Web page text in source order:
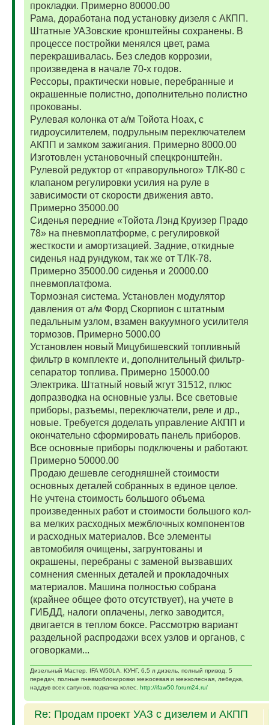
прокладки. Примерно 80000.00
Рама, доработана под установку дизеля с АКПП.
Штатные УАЗовские кронштейны сохранены. В
процессе постройки менялся цвет, рама
перекрашивалась. Без следов коррозии,
произведена в начале 70-х годов.
Рессоры, практически новые, перебранные и
окрашенные полистно, дополнительно полистно
прокованы.
Рулевая колонка от а/м Тойота Ноах, с
гидроусилителем, подрульным переключателем
АКПП и замком зажигания. Примерно 8000.00
Изготовлен установочный спецкронштейн.
Рулевой редуктор от «праворульного» ТЛК-80 с
клапаном регулировки усилия на руле в
зависимости от скорости движения авто.
Примерно 35000.00
Сиденья передние «Тойота Лэнд Круизер Прадо
78» на пневмоплатформе, с регулировкой
жесткости и амортизацией. Задние, откидные
сиденья над рундуком, так же от ТЛК-78.
Примерно 35000.00 сиденья и 20000.00
пневмоплатфома.
Тормозная система. Установлен модулятор
давления от а/м Форд Скорпион с штатным
педальным узлом, взамен вакуумного усилителя
тормозов. Примерно 5000.00
Установлен новый Мицубишевский топливный
фильтр в комплекте и, дополнительный фильтр-
сепаратор топлива. Примерно 15000.00
Электрика. Штатный новый жгут 31512, плюс
допразводка на основные узлы. Все световые
приборы, разъемы, переключатели, реле и др.,
новые. Требуется доделать управление АКПП и
окончательно сформировать панель приборов.
Все основные приборы подключены и работают.
Примерно 50000.00
Продаю дешевле сегодняшней стоимости
основных деталей собранных в единое целое.
Не учтена стоимость большого объема
произведенных работ и стоимости большого кол-
ва мелких расходных межблочных компонентов
и расходных материалов. Все элементы
автомобиля очищены, загрунтованы и
окрашены, перебраны с заменой вызвавших
сомнения сменных деталей и прокладочных
материалов. Машина полностью собрана
(крайнее общее фото отсутствует), на учете в
ГИБДД, налоги оплачены, легко заводится,
двигается в теплом боксе. Рассмотрю вариант
раздельной распродажи всех узлов и органов, с
оговорками...
Дизельный Мастер. IFA W50LA, КУНГ, 6,5 л дизель, полный привод, 5
передач, полные пневмоблокировки межосевая и межколесная, лебедка,
наддув всех сапунов, подкачка колес. http://ifaw50.forum24.ru/
Re: Продам проект УАЗ с дизелем и АКПП